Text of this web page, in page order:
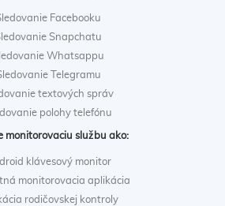
Facebooku
Snapchatu
Whatsappu
Telegramu
textových správ
polohy telefónu
monitorovaciu službu ako:
klávesový monitor
monitorovacia aplikácia
rodičovskej kontroly